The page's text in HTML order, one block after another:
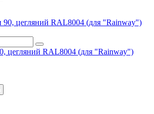
цегляний RAL8004 (для "Rainway")